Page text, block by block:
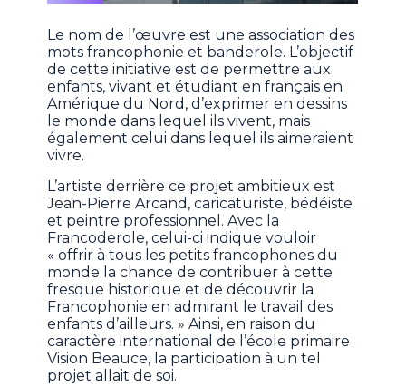
Le nom de l’œuvre est une association des
mots francophonie et banderole. L’objectif
de cette initiative est de permettre aux
enfants, vivant et étudiant en français en
Amérique du Nord, d’exprimer en dessins
le monde dans lequel ils vivent, mais
également celui dans lequel ils aimeraient
vivre.
L’artiste derrière ce projet ambitieux est
Jean-Pierre Arcand, caricaturiste, bédéiste
et peintre professionnel. Avec la
Francoderole, celui-ci indique vouloir
« offrir à tous les petits francophones du
monde la chance de contribuer à cette
fresque historique et de découvrir la
Francophonie en admirant le travail des
enfants d’ailleurs. » Ainsi, en raison du
caractère international de l’école primaire
Vision Beauce, la participation à un tel
projet allait de soi.